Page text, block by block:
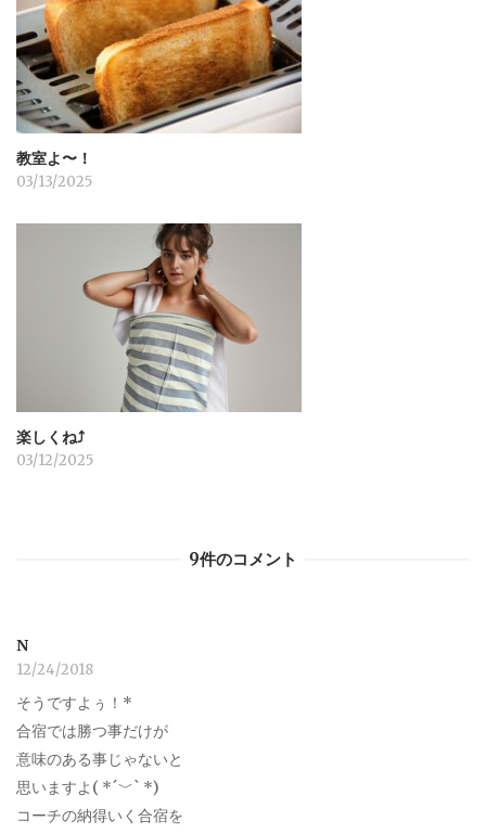
教室よ〜！
03/13/2025
楽しくね⤴︎
03/12/2025
9件のコメント
N
12/24/2018
そうですよぅ！*
合宿では勝つ事だけが
意味のある事じゃないと
思いますよ( *´﹀` *)
コーチの納得いく合宿を